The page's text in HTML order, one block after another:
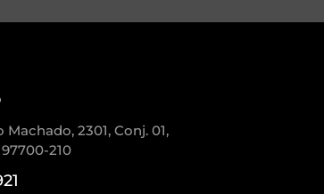
2301, Conj. 01,
210